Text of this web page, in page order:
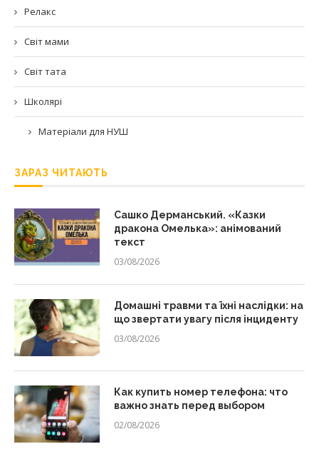
Релакс
Світ мами
Світ тата
Школярі
Матеріали для НУШ
ЗАРАЗ ЧИТАЮТЬ
Сашко Дерманський. «Казки
дракона Омелька»: анімований
текст
03/08/2026
Домашні травми та їхні наслідки: на
що звертати увагу після інциденту
03/08/2026
Как купить номер телефона: что
важно знать перед выбором
02/08/2026